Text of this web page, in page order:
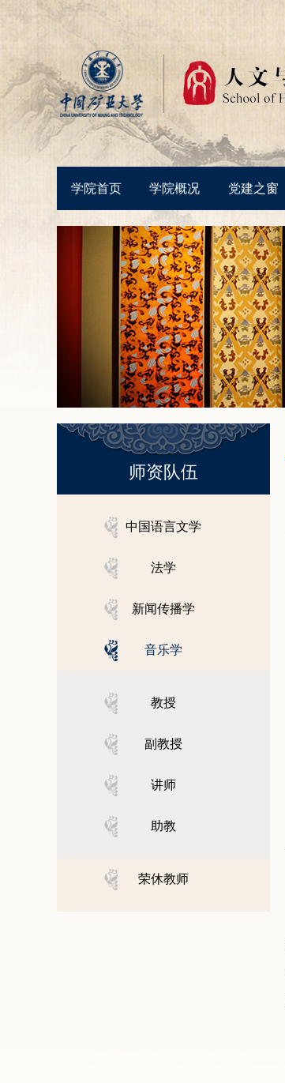
学院首页 学院概况 党建之窗
师资队伍
中国语言文学
法学
新闻传播学
音乐学
教授
副教授
讲师
助教
荣休教师